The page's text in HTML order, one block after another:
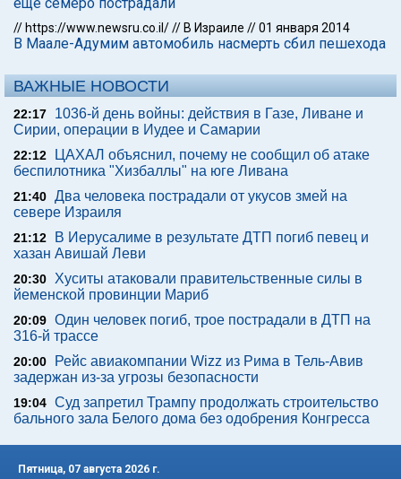
// https://www.newsru.co.il/// В Израиле //01 января 2014
В Маале-Адумим автомобиль насмерть сбил пешехода
ВАЖНЫЕ НОВОСТИ
22:17
1036-й день войны: действия в Газе, Ливане и
Сирии, операции в Иудее и Самарии
22:12
ЦАХАЛ объяснил, почему не сообщил об атаке
беспилотника "Хизбаллы" на юге Ливана
21:40 Два человека пострадали от укусов змей на
севере Израиля
21:12
В Иерусалиме в результате ДТП погиб певец и
хазан Авишай Леви
20:30
Хуситы атаковали правительственные силы в
йеменской провинции Мариб
20:09 Один человек погиб, трое пострадали в ДТП на
316-й трассе
20:00
Рейс авиакомпании Wizz из Рима в Тель-Авив
задержан из-за угрозы безопасности
19:04 Суд запретил Трампу продолжать строительство
бального зала Белого дома без одобрения Конгресса
Пятница, 07 августа 2026 г.